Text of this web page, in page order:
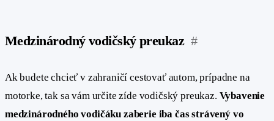
Medzinárodný vodičský preukaz #
Ak budete chcieť v zahraničí cestovať autom, prípadne na
motorke, tak sa vám určite zíde vodičský preukaz. Vybavenie
medzinárodného vodičáku zaberie iba čas strávený vo